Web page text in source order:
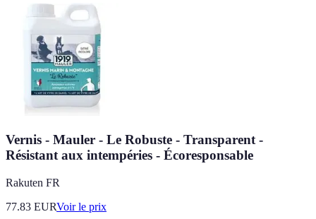
Vernis - Mauler - Le Robuste - Transparent -
Résistant aux intempéries - Écoresponsable
Rakuten FR
77.83 EURVoir le prix